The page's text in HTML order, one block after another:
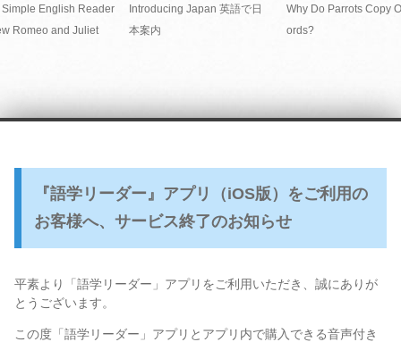
English Reader
Romeo and Juliet
Introducing Japan 英語で日
本案内
Why Do Parrots Copy
ords?
『語学リーダー』アプリ（iOS版）をご利用の
お客様へ、サービス終了のお知らせ
平素より「語学リーダー」アプリをご利用いただき、誠にありが
とうございます。
この度「語学リーダー」アプリとアプリ内で購入できる音声付き